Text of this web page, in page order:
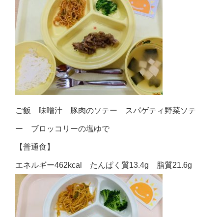
ご飯 味噌汁 豚肉のソテー スパゲティ野菜ソテ
ー ブロッコリーの塩ゆで
【普通食】
エネルギー462kcal たんぱく質13.4g 脂質21.6g